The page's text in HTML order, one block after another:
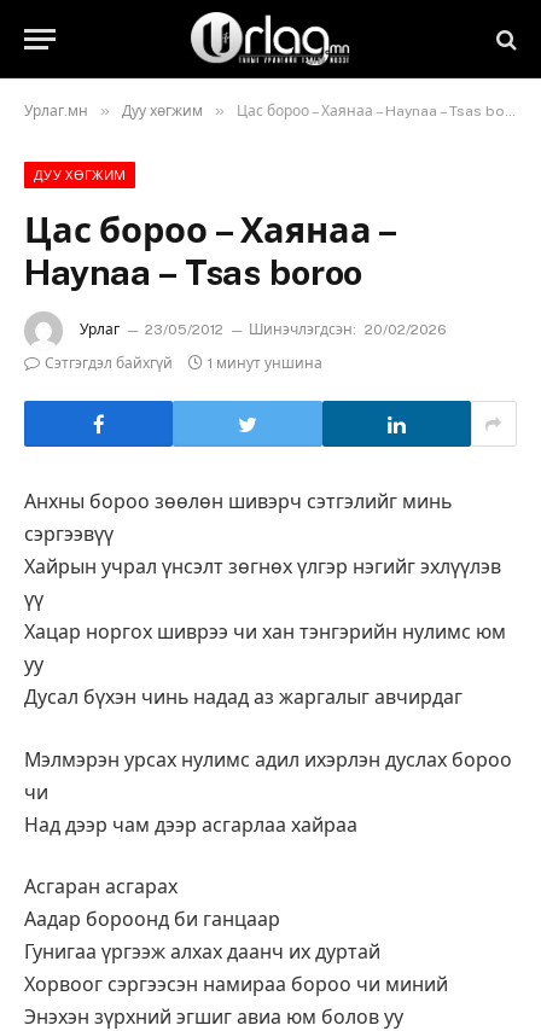
Урлаг.мн » Дуу хөгжим » Цас бороо – Хаянаа – Haynaa – Tsas boroo
ДУУ ХӨГЖИМ
Цас бороо – Хаянаа –
Haynaa – Tsas boroo
Урлаг 23/05/2012 Шинэчлэгдсэн: 20/02/2026
Сэтгэгдэл байхгүй
1 минут уншина
Анхны бороо зөөлөн шивэрч сэтгэлийг минь
сэргээвүү
Хайрын учрал үнсэлт зөгнөх үлгэр нэгийг эхлүүлэв
үү
Хацар норгох шиврээ чи хан тэнгэрийн нулимс юм
уу
Дусал бүхэн чинь надад аз жаргалыг авчирдаг
Мэлмэрэн урсах нулимс адил ихэрлэн дуслах бороо
чи
Над дээр чам дээр асгарлаа хайраа
Асгаран асгарах
Аадар бороонд би ганцаар
Гунигаа үргээж алхах даанч их дуртай
Хорвоог сэргээсэн намираа бороо чи миний
Энэхэн зүрхний эгшиг авиа юм болов уу